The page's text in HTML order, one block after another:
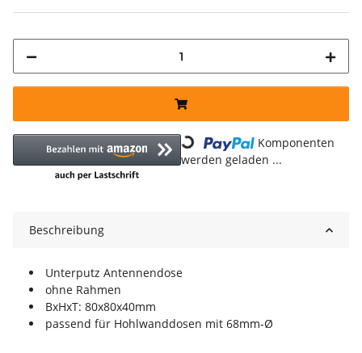
Loading...
Komponenten
werden geladen ...
Beschreibung
Unterputz Antennendose
ohne Rahmen
BxHxT: 80x80x40mm
passend für Hohlwanddosen mit 68mm-Ø